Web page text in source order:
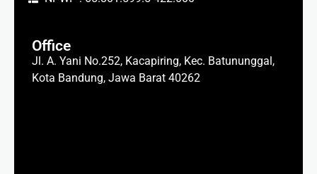
Office
Jl. A. Yani No.252, Kacapiring, Kec. Batununggal,
Kota Bandung, Jawa Barat 40262